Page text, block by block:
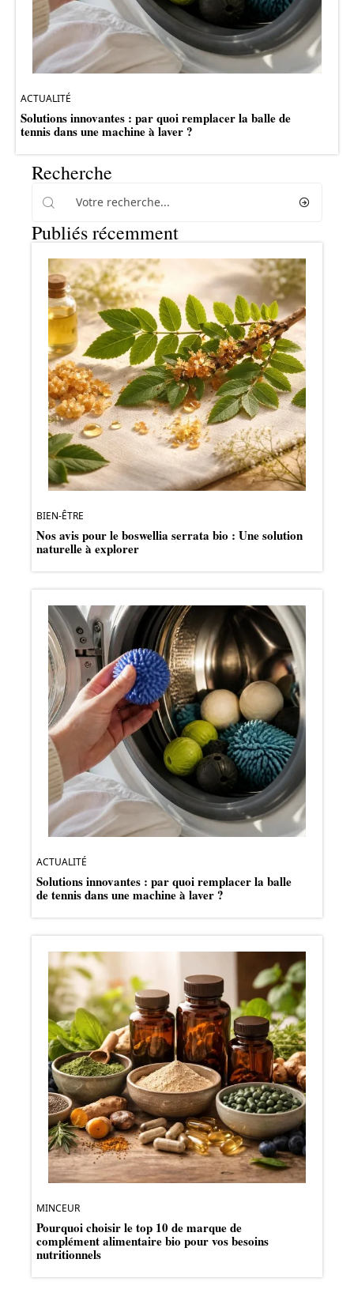
ACTUALITÉ
Solutions innovantes : par quoi remplacer la balle de
tennis dans une machine à laver ?
Recherche
Publiés récemment
BIEN-ÊTRE
Nos avis pour le boswellia serrata bio : Une solution
naturelle à explorer
ACTUALITÉ
Solutions innovantes : par quoi remplacer la balle
de tennis dans une machine à laver ?
MINCEUR
Pourquoi choisir le top 10 de marque de
complément alimentaire bio pour vos besoins
nutritionnels